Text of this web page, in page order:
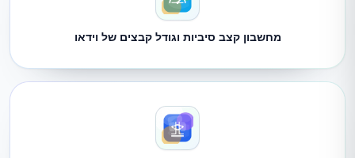
מחשבון קצב סיביות וגודל קבצים של וידאו